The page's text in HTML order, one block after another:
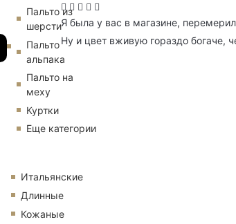
Пальто из
шерсти
Пальто
альпака
Пальто на
меху
Куртки
Еще категории
Итальянские
Длинные
Кожаные
Я была у вас в магазине,
Ну и цвет вживую гораздо богаче,